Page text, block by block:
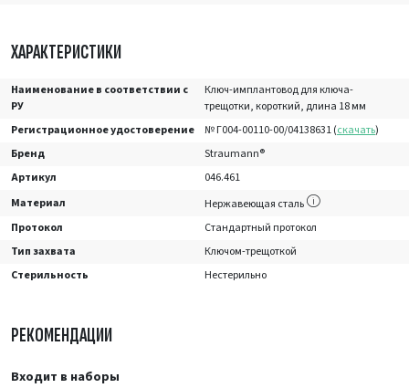
ХАРАКТЕРИСТИКИ
Наименование в соответствии с
РУ
Ключ-имплантовод для ключа-
трещотки, короткий, длина 18 мм
Регистрационное удостоверение
№ Г004-00110-00/04138631 (скачать)
Бренд
Straumann®
Артикул
046.461
Материал
Нержавеющая сталь
Протокол
Стандартный протокол
Тип захвата
Ключом-трещоткой
Стерильность
Нестерильно
РЕКОМЕНДАЦИИ
Входит в наборы